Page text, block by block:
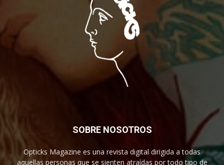
SOBRE NOSOTROS
Opticks Magazine es una revista digital dirigida a todas
aquellas personas que se sienten atraídas por todo tipo de